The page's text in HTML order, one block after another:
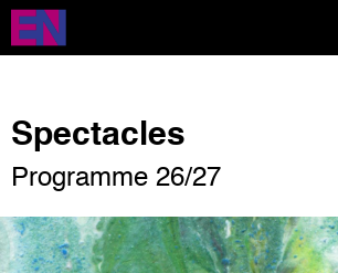
Aller
contenu
Spectacles
Programme 26/27